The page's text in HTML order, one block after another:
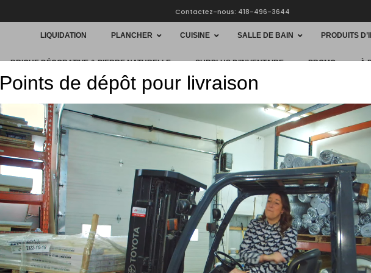
Contactez-nous: 418-496-3644
LIQUIDATION PLANCHER CUISINE SALLE DE BAIN PRODUITS
BRIQUE DÉCORATIVE & PIERRE NATURELLE SURPLUS D’INVENTAIRE PROMO À
HOME
BAIGNOIRE
$1,029.00
IM-8927-
Points de dépôt pour livraison